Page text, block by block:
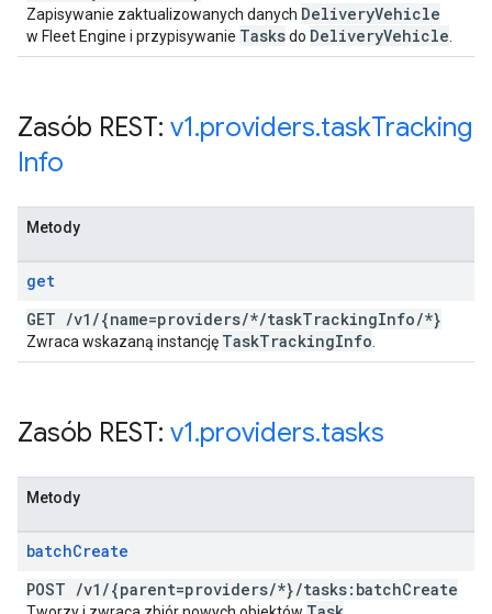
Zapisywanie zaktualizowanych danych DeliveryVehicle
w Fleet Engine i przypisywanie Tasksdo DeliveryVehicle
Zasób REST: v1.providers.taskTracking
Info
Metody
get
GET /v1 /{name=providers/*/taskTrackingInfo/*}
Zwraca wskazaną instancję TaskTrackingInfo
Zasób REST: v1.providers.tasks
Metody
batchCreate
POST /v1 /{parent=providers/*}/tasks:batchCreate